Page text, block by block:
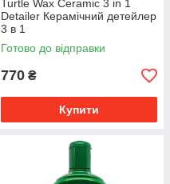
Turtle Wax Ceramic 3 in 1
Detailer Керамічний детейлер
3 в 1
Готово до відправки
770 ₴
Купити